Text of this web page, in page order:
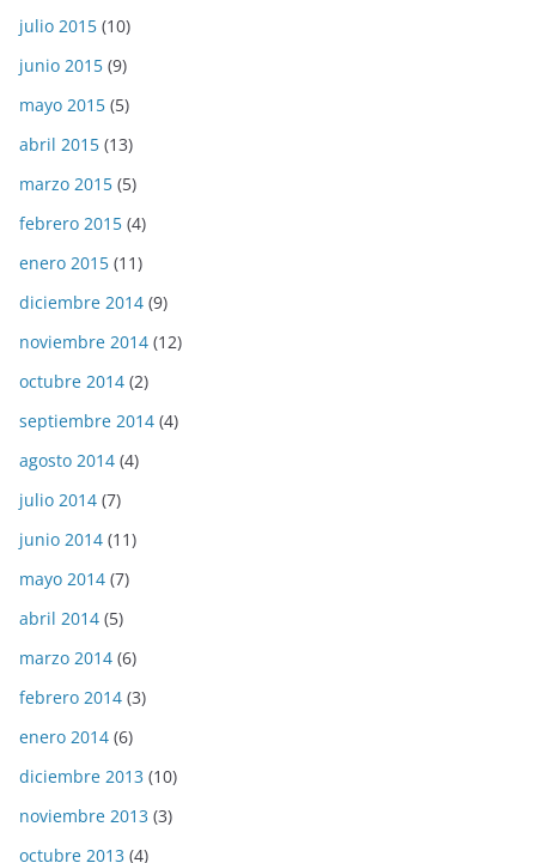
julio 2015 (10)
junio 2015 (9)
mayo 2015 (5)
abril 2015 (13)
marzo 2015 (5)
febrero 2015 (4)
enero 2015 (11)
diciembre 2014 (9)
noviembre 2014 (12)
octubre 2014 (2)
septiembre 2014 (4)
agosto 2014 (4)
julio 2014 (7)
junio 2014 (11)
mayo 2014 (7)
abril 2014 (5)
marzo 2014 (6)
febrero 2014 (3)
enero 2014 (6)
diciembre 2013 (10)
noviembre 2013 (3)
octubre 2013 (4)